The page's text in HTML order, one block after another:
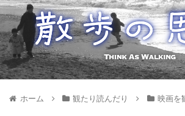
ホーム 観たり読んだり 映画を